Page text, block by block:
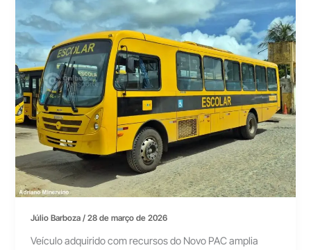
Júlio Barboza/28 de março de 2026
Veículo adquirido com recursos do Novo PAC amplia